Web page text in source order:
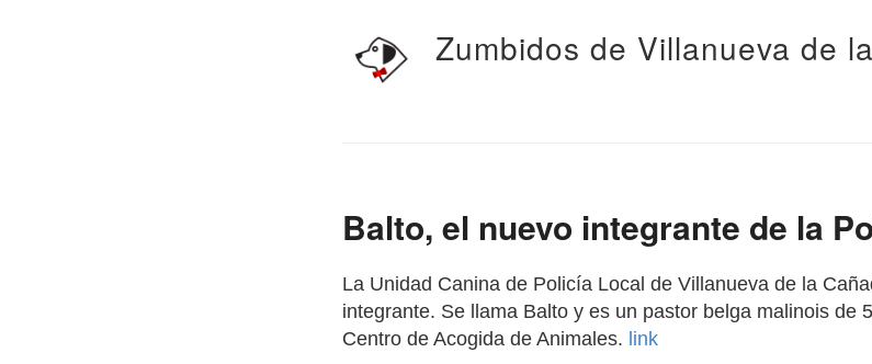
Zumbidos de Villanueva de
Balto, el nuevo integrante de la
La Unidad Canina de Policía Local de Villanueva de la
integrante. Se llama Balto y es un pastor belga malinois de
Centro de Acogida de Animales. link